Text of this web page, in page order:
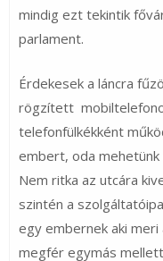
mindig ezt tekintik
parlament.
Érdekesek a láncra
rögzített
telefonfülkékként
embert, oda
Nem ritka az utcára
szintén a
egy embernek aki meri
megfér egymás